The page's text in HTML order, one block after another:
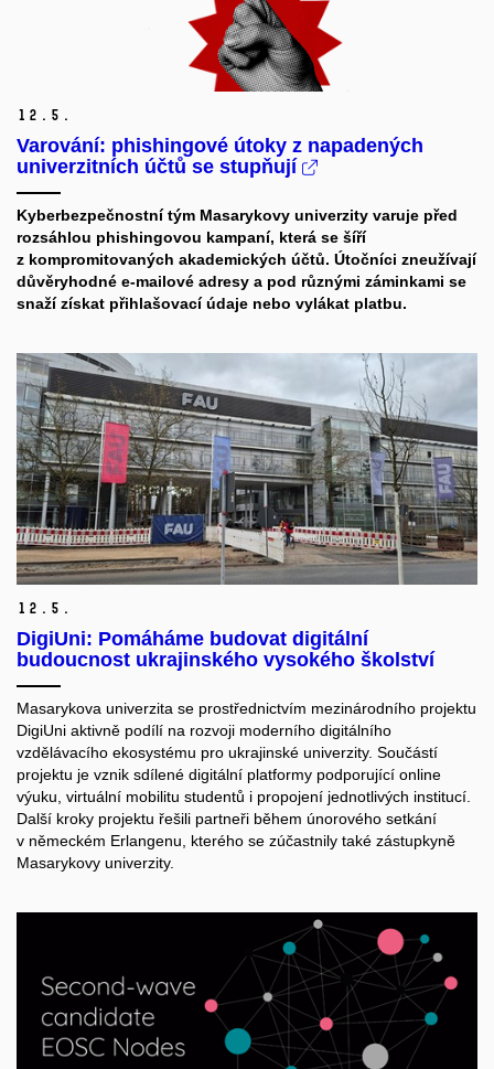
12. 5.
Varování: phishingové útoky z napadených
univerzitních účtů se stupňují
Kyberbezpečnostní tým Masarykovy univerzity varuje před
rozsáhlou phishingovou kampaní, která se šíří
z kompromitovaných akademických účtů. Útočníci zneužívají
důvěryhodné e-mailové adresy a pod různými záminkami se
snaží získat přihlašovací údaje nebo vylákat platbu.
12. 5.
DigiUni: Pomáháme budovat digitální
budoucnost ukrajinského vysokého školství
Masarykova univerzita se prostřednictvím mezinárodního projektu
DigiUni aktivně podílí na rozvoji moderního digitálního
vzdělávacího ekosystému pro ukrajinské univerzity. Součástí
projektu je vznik sdílené digitální platformy podporující online
výuku, virtuální mobilitu studentů i propojení jednotlivých institucí.
Další kroky projektu řešili partneři během únorového setkání
v německém Erlangenu, kterého se zúčastnily také zástupkyně
Masarykovy univerzity.